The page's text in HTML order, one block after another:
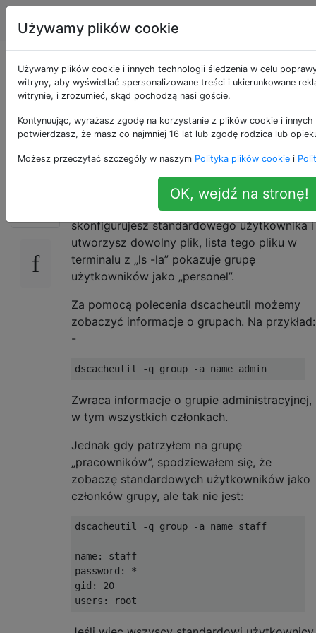
Apple Tagi
Zrozumienie grupy
użytkowników
„personel”
Wiadomo, że wszyscy użytkownicy są
członkami grupy „pracowników”. Jeśli
skonfigurujesz standardowego użytkownika i
utworzysz dowolny plik, lista tego pliku w
terminalu z „ls -la” pokazuje grupę
użytkowników jako „personel”.
Za pomocą polecenia dscacheutil możemy
zobaczyć informacje o grupach. Na przykład:
-
dscacheutil -q group -a name admin
Zwraca informacje o grupie administracyjnej,
w tym wszystkich członkach.
Jednak gdy patrzyłem na grupę
„pracowników”, spodziewałem się, że
zobaczę standardowych użytkowników jako
członków grupy, ale tak nie jest:
dscacheutil -q group -a name staff
name:
staff
password :
*
gid :
20
users : root
Używamy plików cookie
Używamy plików cookie i innych technologii śledzenia w celu
witryny, aby wyświetlać spersonalizowane treści i ukierunkowane
witrynie, i zrozumieć, skąd pochodzą nasi goście.
Kontynuując, wyrażasz zgodę na korzystanie z plików cookie i
potwierdzasz, że masz co najmniej 16 lat lub zgodę rodzica lub
Możesz przeczytać szczegóły w naszym Polityka plików cookie i
OK, wejdź na stronę!